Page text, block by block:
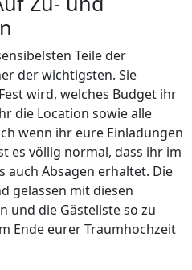
Teile der
der wichtigsten. Sie
wird, welches Budget ihr
die Location sowie alle
wenn ihr eure Einladungen
es völlig normal, dass ihr im
auch Absagen erhaltet. Die
gelassen mit diesen
und die Gästeliste so zu
Ende eurer Traumhochzeit